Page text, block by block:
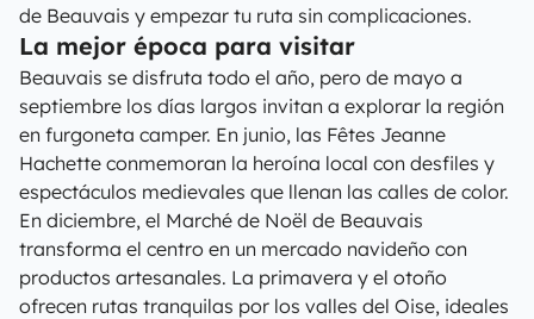
de Beauvais y empezar tu ruta sin complicaciones.
La mejor época para visitar
Beauvais se disfruta todo el año, pero de mayo a
septiembre los días largos invitan a explorar la región
en furgoneta camper. En junio, las Fêtes Jeanne
Hachette conmemoran la heroína local con desfiles y
espectáculos medievales que llenan las calles de color.
En diciembre, el Marché de Noël de Beauvais
transforma el centro en un mercado navideño con
productos artesanales. La primavera y el otoño
ofrecen rutas tranquilas por los valles del Oise, ideales